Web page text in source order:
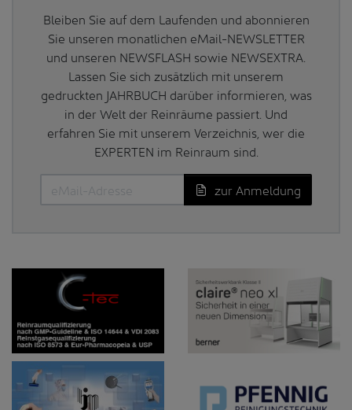
Bleiben Sie auf dem Laufenden und abonnieren
Sie unseren monatlichen eMail-NEWSLETTER
und unseren NEWSFLASH sowie NEWSEXTRA.
Lassen Sie sich zusätzlich mit unserem
gedruckten JAHRBUCH darüber informieren, was
in der Welt der Reinräume passiert. Und
erfahren Sie mit unserem Verzeichnis, wer die
EXPERTEN im Reinraum sind.
zur Anmeldung